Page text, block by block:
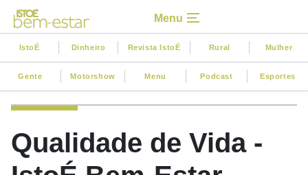
Menu
IstoÉ Dinheiro Revista IstoÉ Rural Mulher
Gente Motorshow Menu Podcast Esportes
Qualidade de Vida -